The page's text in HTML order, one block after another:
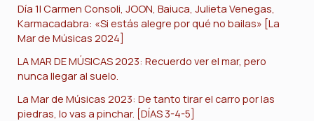
Día 1| Carmen Consoli, JOON, Baiuca, Julieta Venegas,
Karmacadabra: «Si estás alegre por qué no bailas» [La
Mar de Músicas 2024]
LA MAR DE MÚSICAS 2023: Recuerdo ver el mar, pero
nunca llegar al suelo.
La Mar de Músicas 2023: De tanto tirar el carro por las
piedras, lo vas a pinchar. [DÍAS 3-4-5]